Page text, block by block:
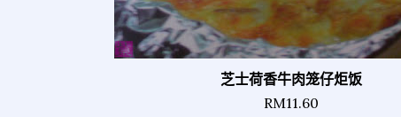
芝士荷香牛肉笼仔炬饭
RM11.60